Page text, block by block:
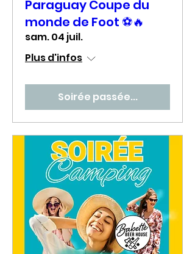
Paraguay Coupe du
monde de Foot ⚽🔥
sam. 04 juil.
Plus d'infos
Soirée passée...